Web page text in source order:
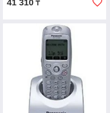
41 310 ₸